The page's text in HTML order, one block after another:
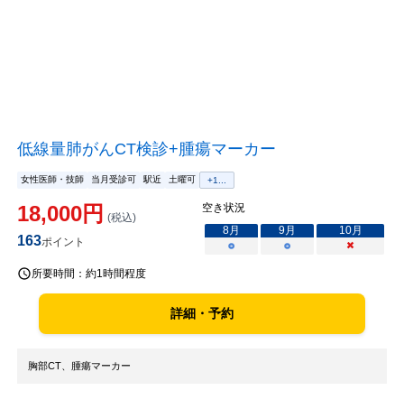
低線量肺がんCT検診+腫瘍マーカー
女性医師・技師 当月受診可 駅近 土曜可 +1...
18,000円 (税込)
163ポイント
空き状況
8月 9月 10月
○
○ ×
所要時間： 約1時間程度
詳細・予約
胸部CT、腫瘍マーカー